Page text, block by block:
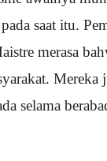
saat itu.
merasa
Mereka
selama